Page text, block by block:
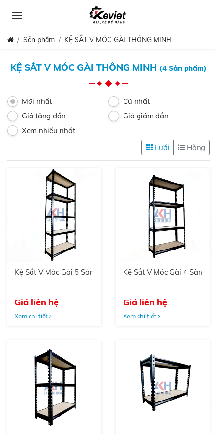
Sản phẩm KỆ SẮT V MÓC GÀI THÔNG MINH
KỆ SẮT V MÓC GÀI THÔNG MINH (4 Sản phẩm)
Mới nhất
Cũ nhất
Giá tăng dần
Giá giảm dần
Xem nhiều nhất
Lưới
Hàng
Kệ Sắt V Móc Gài 5 Sàn
Giá liên hệ
Xem chi tiết
Kệ Sắt V Móc Gài 4 Sàn
Giá liên hệ
Xem chi tiết